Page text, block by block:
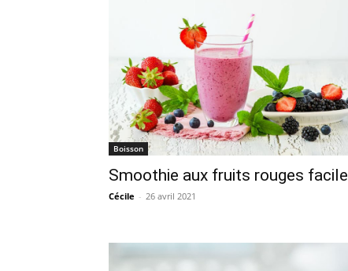
Boisson
Smoothie aux fruits rouges facile
Cécile - 26 avril 2021